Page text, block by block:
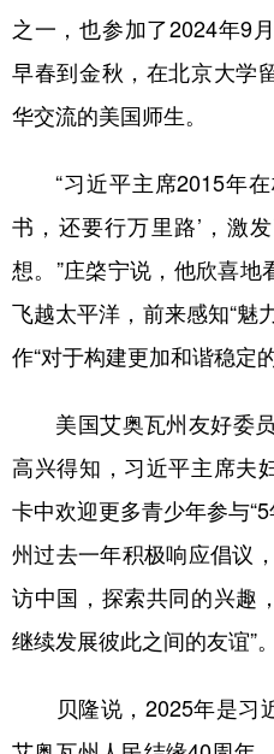
之一，也参加了2024年9
早春到金秋，在北京大学
华交流的美国师生。
“习近平主席2015年在
书，还要行万里路’，激
想。”庄棨宁说，他欣喜地
飞越太平洋，前来感知“魅
作“对于构建更加和谐稳定
美国艾奥瓦州友好委员
高兴得知，习近平主席夫
卡中欢迎更多青少年参与
州过去一年积极响应倡议
访中国，探索共同的兴趣
继续发展彼此之间的友谊”。
贝隆说，2025年是习近